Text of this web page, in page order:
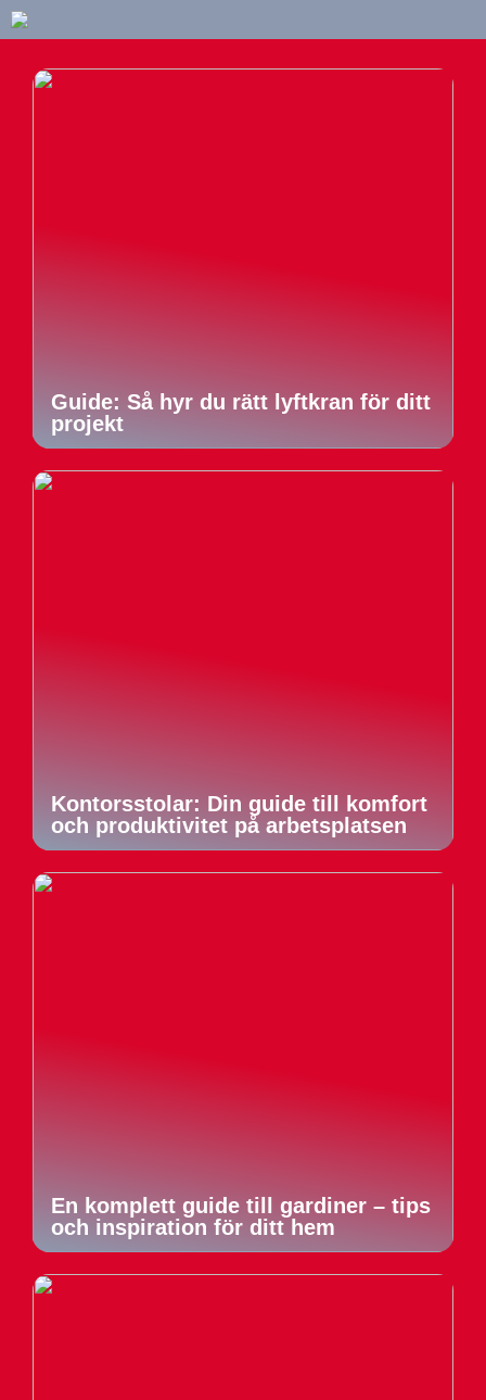
Guide: Så hyr du rätt lyftkran för ditt
projekt
Kontorsstolar: Din guide till komfort
och produktivitet på arbetsplatsen
En komplett guide till gardiner – tips
och inspiration för ditt hem